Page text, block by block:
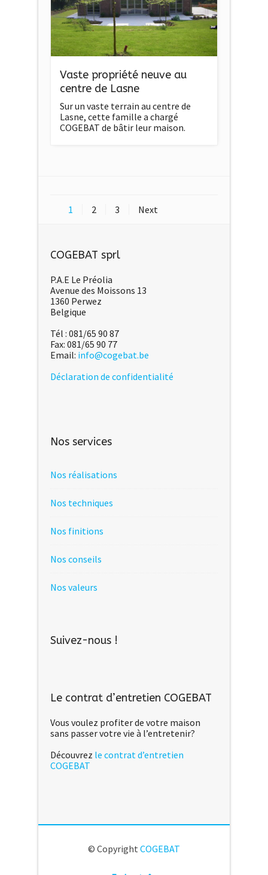
Vaste propriété neuve au
centre de Lasne
Sur un vaste terrain au centre de
Lasne, cette famille a chargé
COGEBAT de bâtir leur maison.
1 2 3 Next
COGEBAT sprl
P.A.E Le Préolia
Avenue des Moissons 13
1360 Perwez
Belgique
Tél : 081/65 90 87
Fax: 081/65 90 77
Email: info@cogebat.be
Déclaration de confidentialité
Nos services
Nos réalisations
Nos techniques
Nos finitions
Nos conseils
Nos valeurs
Suivez-nous !
Le contrat d’entretien COGEBAT
Vous voulez profiter de votre maison
sans passer votre vie à l’entretenir?
Découvrez le contrat d’entretien
COGEBAT
© Copyright COGEBAT